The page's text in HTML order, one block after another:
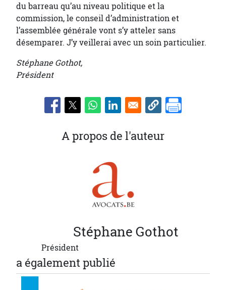
du barreau qu’au niveau politique et la
commission, le conseil d’administration et
l’assemblée générale vont s’y atteler sans
désemparer. J’y veillerai avec un soin particulier.
Stéphane Gothot,
Président
A propos de l'auteur
Stéphane Gothot
Président
a également publié